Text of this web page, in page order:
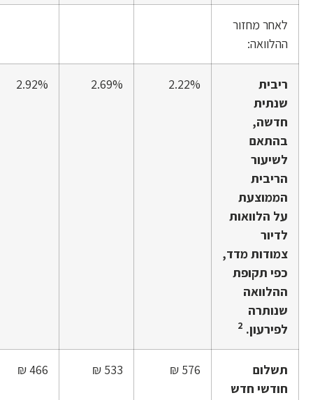
לאחר מחזור
ההלוואה:
ריבית
שנתית
חדשה,
בהתאם
לשיעור
הריבית
הממוצעת
על הלוואות
לדיור
צמודות מדד,
כפי תקופת
ההלוואה
שנותרה
לפירעון.2
2.22%
2.69%
2.92%
תשלום
חודשי חדש
576 ₪
533 ₪
466 ₪